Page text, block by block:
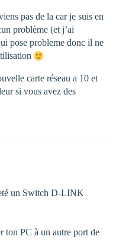
pas de la car je suis en
problème (et j’ai
pose probleme donc il ne
carte réseau a 10 et
si vous avez des
un Switch D-LINK
ton PC à un autre port de